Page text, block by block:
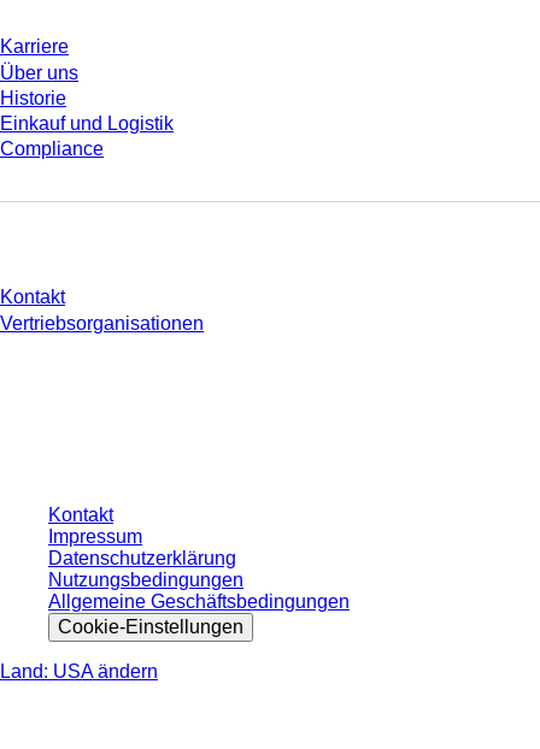
Karriere
Über uns
Historie
Einkauf und Logistik
Compliance
Kontakt
Vertriebsorganisationen
Kontakt
Impressum
Datenschutzerklärung
Nutzungsbedingungen
Allgemeine Geschäftsbedingungen
Cookie-Einstellungen
Land: USA ändern